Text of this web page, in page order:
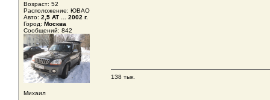
Возраст: 52
Расположение: ЮВАО
Авто: 2,5 AT ... 2002 г.
Город: Москва
Сообщений: 842
Михаил
138 тык.